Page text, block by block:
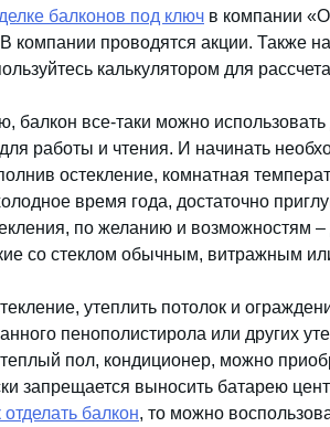
балконов под ключ в компании
компании проводятся акции. Также
калькулятором для
балкон все-таки можно
работы и чтения. И начинать
остекление, комнатная
время года, достаточно
по желанию и возможностям
со стеклом обычным, витражным
утеплить потолок и
пенополистирола или других
пол, кондиционер, можно
запрещается выносить батарею
отделать балкон, то можно